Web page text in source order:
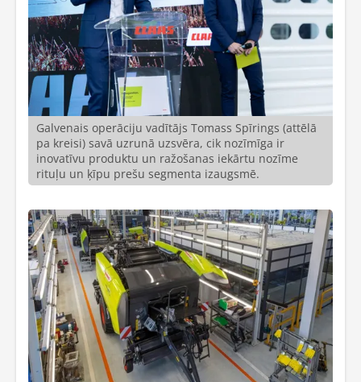
Galvenais operāciju vadītājs Tomass Spīrings (attēlā
pa kreisi) savā uzrunā uzsvēra, cik nozīmīga ir
inovatīvu produktu un ražošanas iekārtu nozīme
rituļu un ķīpu prešu segmenta izaugsmē.